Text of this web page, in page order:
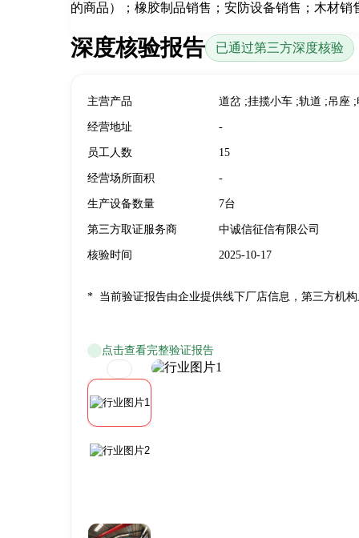
的商品）；橡胶制品销售；安防设备销售；木材
深度核验报告 已通过第三方深度核验
主营产品 道岔 ;挂揽小车 ;轨道 ;吊座 ;
经营地址 -
员工人数 15
经营场所面积 -
生产设备数量 7台
第三方取证服务商 中诚信征信有限公司
核验时间 2025-10-17
* 当前验证报告由企业提供线下厂店信息，第三方机
点击查看完整验证报告